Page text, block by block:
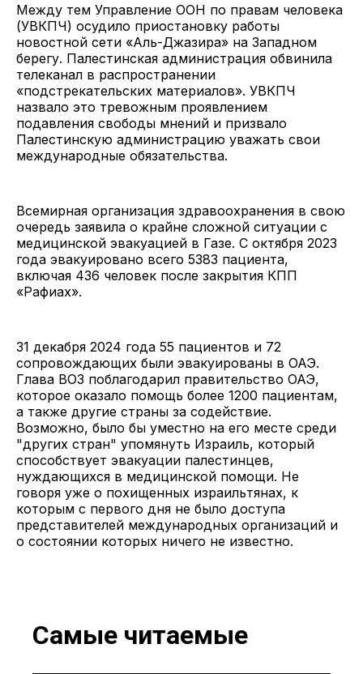
Между тем Управление ООН по правам человека
(УВКПЧ) осудило приостановку работы
новостной сети «Аль-Джазира» на Западном
берегу. Палестинская администрация обвинила
телеканал в распространении
«подстрекательских материалов». УВКПЧ
назвало это тревожным проявлением
подавления свободы мнений и призвало
Палестинскую администрацию уважать свои
международные обязательства.
Всемирная организация здравоохранения в свою
очередь заявила о крайне сложной ситуации с
медицинской эвакуацией в Газе. С октября 2023
года эвакуировано всего 5383 пациента,
включая 436 человек после закрытия КПП
«Рафиах».
31 декабря 2024 года 55 пациентов и 72
сопровождающих были эвакуированы в ОАЭ.
Глава ВОЗ поблагодарил правительство ОАЭ,
которое оказало помощь более 1200 пациентам,
а также другие страны за содействие.
Возможно, было бы уместно на его месте среди
"других стран" упомянуть Израиль, который
способствует эвакуации палестинцев,
нуждающихся в медицинской помощи. Не
говоря уже о похищенных израильтянах, к
которым с первого дня не было доступа
представителей международных организаций и
о состоянии которых ничего не известно.
Самые читаемые